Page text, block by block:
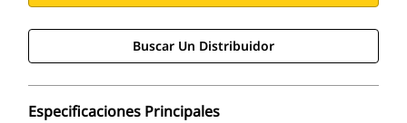
Buscar Un Distribuidor
Especificaciones Principales